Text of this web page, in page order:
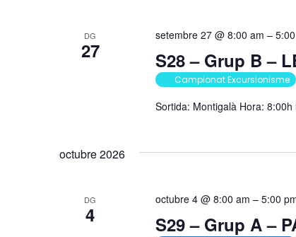
DG
27 S28 – Grup B –
setembre 27 @ 8:00 am –
Campionat Excursionisme
Sortida: Montigalà Hora:
octubre 2026
DG
4 S29 – Grup A –
octubre 4 @ 8:00 am – 5:00